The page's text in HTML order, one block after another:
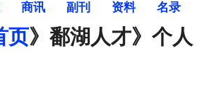
商讯 副刊 资料 名录
页》 鄱湖人才》个人